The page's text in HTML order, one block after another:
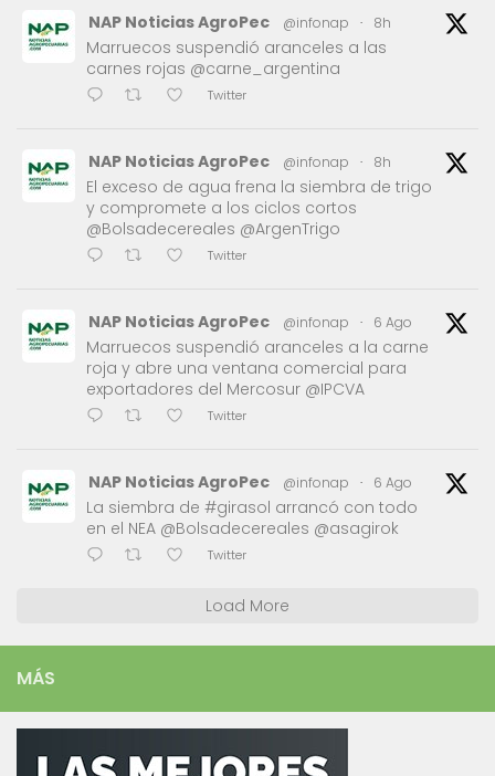
NAP Noticias AgroPec @infonap · 8h
Marruecos suspendió aranceles a las
carnes rojas @carne_argentina
Twitter
NAP Noticias AgroPec @infonap · 8h
El exceso de agua frena la siembra de trigo
y compromete a los ciclos cortos
@Bolsadecereales @ArgenTrigo
Twitter
NAP Noticias AgroPec @infonap · 6 Ago
Marruecos suspendió aranceles a la carne
roja y abre una ventana comercial para
exportadores del Mercosur @IPCVA
Twitter
NAP Noticias AgroPec @infonap · 6 Ago
La siembra de #girasol arrancó con todo
en el NEA @Bolsadecereales @asagirok
Twitter
Load More
MÁS